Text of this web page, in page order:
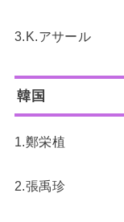
3.K.アサール
韓国
1.鄭栄植
2.張禹珍